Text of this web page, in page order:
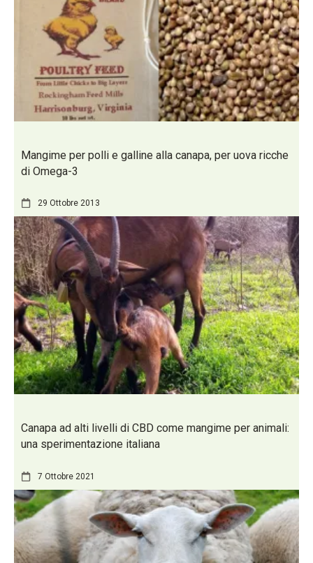
Mangime per polli e galline alla canapa, per uova ricche
di Omega-3
29 Ottobre 2013
Canapa ad alti livelli di CBD come mangime per animali:
una sperimentazione italiana
7 Ottobre 2021